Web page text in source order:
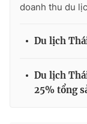
doanh thu du
Du lịch
Du lịch
25% tổng